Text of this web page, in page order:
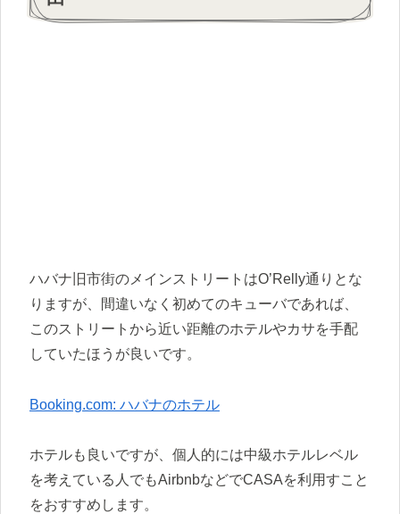
ハバナ旧市街のメインストリートはO’Relly通りとな
りますが、間違いなく初めてのキューバであれば、
このストリートから近い距離のホテルやカサを手配
していたほうが良いです。
Booking.com: ハバナのホテル
ホテルも良いですが、個人的には中級ホテルレベル
を考えている人でもAirbnbなどでCASAを利用すこと
をおすすめします。